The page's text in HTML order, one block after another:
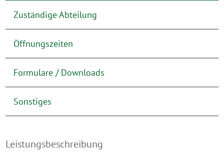
Zuständige Abteilung
Öffnungszeiten
Formulare / Downloads
Sonstiges
Leistungsbeschreibung